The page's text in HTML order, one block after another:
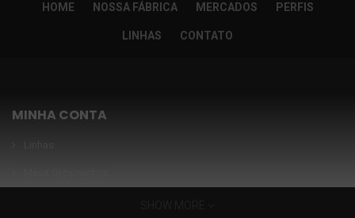
HOME NOSSA FÁBRICA MERCADOS PERFIS
LINHAS CONTATO
MINHA CONTA